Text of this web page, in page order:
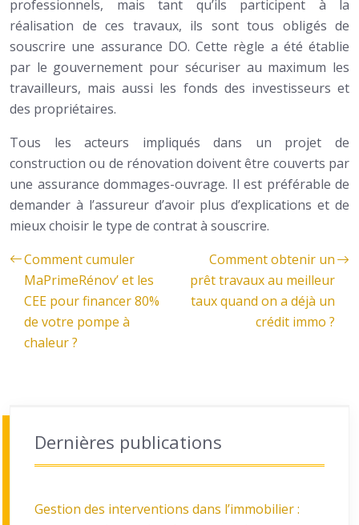
professionnels, mais tant qu’ils participent à la
réalisation de ces travaux, ils sont tous obligés de
souscrire une assurance DO. Cette règle a été établie
par le gouvernement pour sécuriser au maximum les
travailleurs, mais aussi les fonds des investisseurs et
des propriétaires.
Tous les acteurs impliqués dans un projet de
construction ou de rénovation doivent être couverts par
une assurance dommages-ouvrage. Il est préférable de
demander à l’assureur d’avoir plus d’explications et de
mieux choisir le type de contrat à souscrire.
Comment cumuler
MaPrimeRénov’ et les
CEE pour financer 80%
de votre pompe à
chaleur ?
Comment obtenir un
prêt travaux au meilleur
taux quand on a déjà un
crédit immo ?
Dernières publications
Gestion des interventions dans l’immobilier :